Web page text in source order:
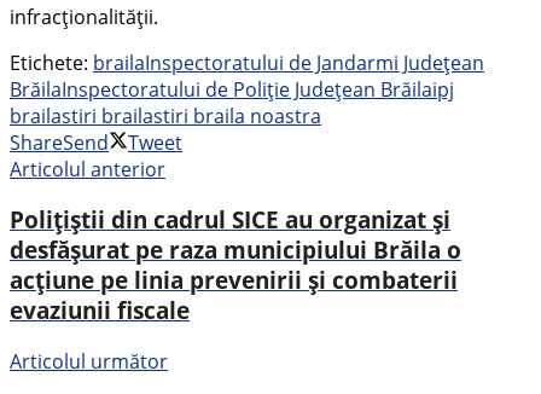
infracționalității.
Etichete: brailaInspectoratului de Jandarmi Județean
BrăilaInspectoratului de Poliție Județean Brăilaipj
brailastiri brailastiri braila noastra
ShareSend
Tweet
Articolul anterior
Polițiștii din cadrul SICE au organizat și
desfășurat pe raza municipiului Brăila o
acțiune pe linia prevenirii și combaterii
evaziunii fiscale
Articolul următor